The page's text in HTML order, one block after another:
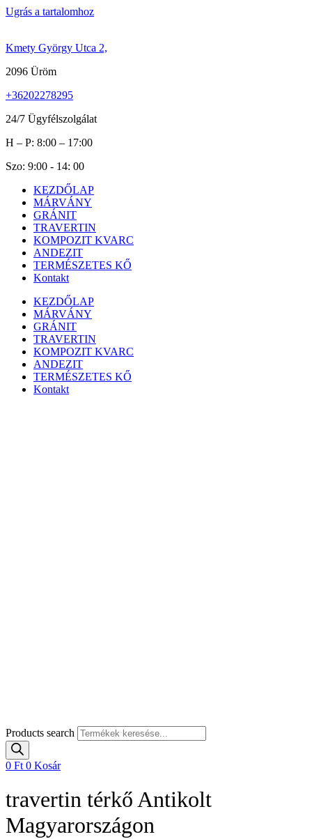
Ugrás a tartalomhoz
Kmety György Utca 2,
2096 Üröm
+36202278295
24/7 Ügyfélszolgálat
H – P: 8:00 – 17:00
Szo: 9:00 - 14: 00
KEZDŐLAP
MÁRVÁNY
GRÁNIT
TRAVERTIN
KOMPOZIT KVARC
ANDEZIT
TERMÉSZETES KŐ
Kontakt
KEZDŐLAP
MÁRVÁNY
GRÁNIT
TRAVERTIN
KOMPOZIT KVARC
ANDEZIT
TERMÉSZETES KŐ
Kontakt
Products search
0 Ft 0 Kosár
travertin térkő Antikolt
Magyarországon